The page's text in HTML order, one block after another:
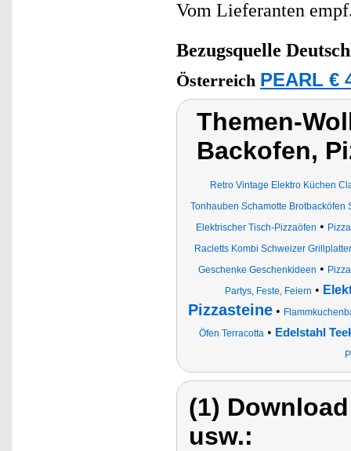
Vom Lieferanten
Bezugsquelle
Österreich PEARL €
Themen-
Backofen,
Retro Vintage Elektro Küchen
Tonhauben Schamotte Brotbacköfen
Elektrischer Tisch-Pizzaöfen •
Racletts Kombi Schweizer
Geschenke Geschenkideen •
Partys, Feste, Feiern •
Pizzasteine•
Öfen Terracotta • Edelstahl
(1)
usw.: